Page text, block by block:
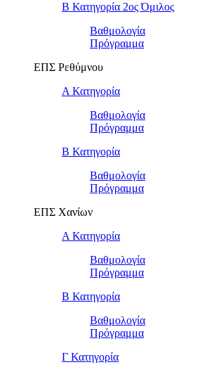
Β Κατηγορία 2ος Όμιλος
Βαθμολογία
Πρόγραμμα
ΕΠΣ Ρεθύμνου
Α Κατηγορία
Βαθμολογία
Πρόγραμμα
Β Κατηγορία
Βαθμολογία
Πρόγραμμα
ΕΠΣ Χανίων
Α Κατηγορία
Βαθμολογία
Πρόγραμμα
Β Κατηγορία
Βαθμολογία
Πρόγραμμα
Γ Κατηγορία